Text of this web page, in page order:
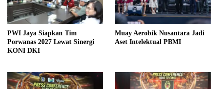
PWI Jaya Siapkan Tim
Porwanas 2027 Lewat Sinergi
KONI DKI
Muay Aerobik Nusantara Jadi
Aset Intelektual PBMI